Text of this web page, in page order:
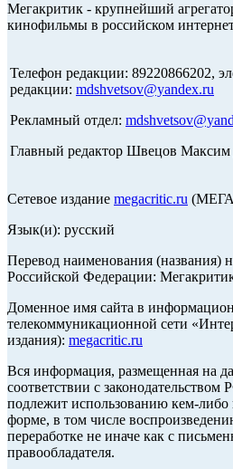
Мегакритик - крупнейший
кинофильмы в российском
Телефон редакции: 89220866202,
редакции: mdshvetsov@yandex.ru
Рекламный отдел:
Главный редактор Швецов
Сетевое издание megacritic.ru
Язык(и): русский
Перевод наименования (названия)
Российской Федерации:
Доменное имя сайта в
телекоммуникационной сети
издания): megacritic.ru
Вся информация, размещенная на
соответствии с
подлежит использованию кем-
форме, в том числе
переработке не иначе как с
правообладателя.